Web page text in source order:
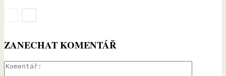
ZANECHAT KOMENTÁŘ